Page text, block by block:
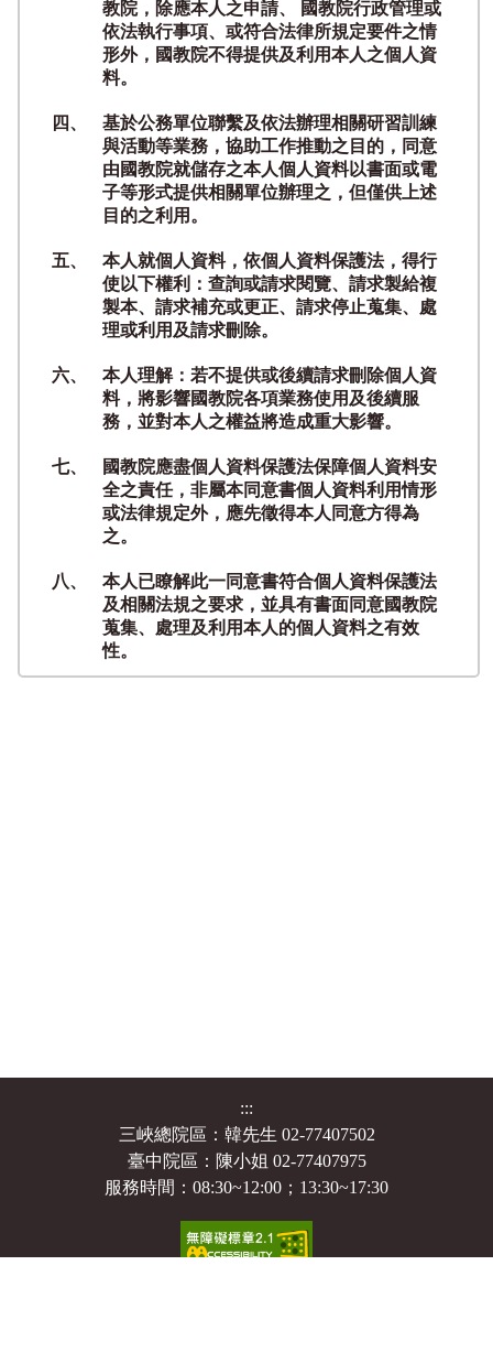
教院，除應本人之申請、 國教院行政管理或
依法執行事項、或符合法律所規定要件之情
形外，國教院不得提供及利用本人之個人資
料。
四、
基於公務單位聯繫及依法辦理相關研習訓練
與活動等業務，協助工作推動之目的，同意
由國教院就儲存之本人個人資料以書面或電
子等形式提供相關單位辦理之，但僅供上述
目的之利用。
五、
本人就個人資料，依個人資料保護法，得行
使以下權利：查詢或請求閱覽、請求製給複
製本、請求補充或更正、請求停止蒐集、處
理或利用及請求刪除。
六、
本人理解：若不提供或後續請求刪除個人資
料，將影響國教院各項業務使用及後續服
務，並對本人之權益將造成重大影響。
七、
國教院應盡個人資料保護法保障個人資料安
全之責任，非屬本同意書個人資料利用情形
或法律規定外，應先徵得本人同意方得為
之。
八、
本人已瞭解此一同意書符合個人資料保護法
及相關法規之要求，並具有書面同意國教院
蒐集、處理及利用本人的個人資料之有效
性。
:::
三峽總院區：韓先生 02-77407502
臺中院區：陳小姐 02-77407975
服務時間：08:30~12:00；13:30~17:30